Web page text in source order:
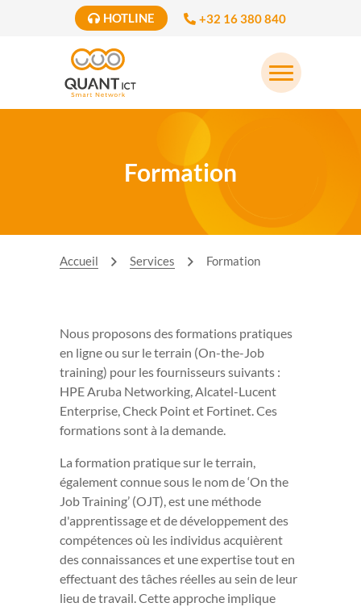
HOTLINE +32 16 380 840
Formation
Accueil Services Formation
Nous proposons des formations pratiques
en ligne ou sur le terrain (On-the-Job
training) pour les fournisseurs suivants :
HPE Aruba Networking, Alcatel-Lucent
Enterprise, Check Point et Fortinet. Ces
formations sont à la demande.
La formation pratique sur le terrain,
également connue sous le nom de ‘On the
Job Training’ (OJT), est une méthode
d'apprentissage et de développement des
compétences où les individus acquièrent
des connaissances et une expertise tout en
effectuant des tâches réelles au sein de leur
lieu de travail. Cette approche implique